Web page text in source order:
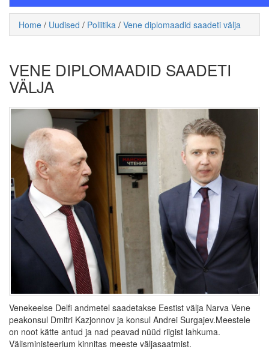
Home / Uudised / Poliitika / Vene diplomaadid saadeti välja
VENE DIPLOMAADID SAADETI
VÄLJA
Venekeelse Delfi andmetel saadetakse Eestist välja Narva Vene
peakonsul Dmitri Kazjonnov ja konsul Andrei Surgajev.Meestele
on noot kätte antud ja nad peavad nüüd riigist lahkuma.
Välisministeerium kinnitas meeste väljasaatmist.